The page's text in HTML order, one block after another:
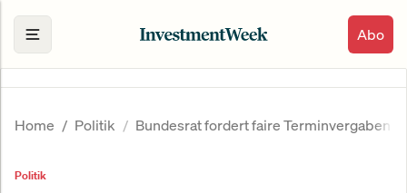
Abo
Home Politik Bundesrat fordert faire Terminvergaben
Politik